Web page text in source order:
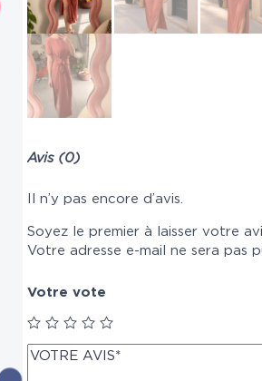
Avis (0)
Il n’y pas encore d’avis.
Soyez le premier à laisser votre
Votre adresse e-mail ne sera pas
Votre vote